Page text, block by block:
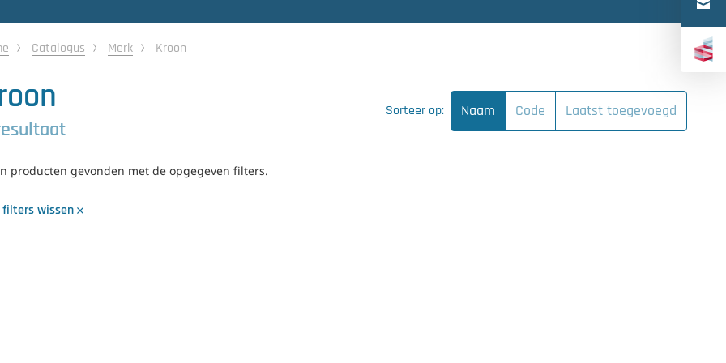
Catalogus Merk Kroon
producten gevonden met de opgegeven filters.
wissen
Sorteer op: Naam Code Laatst toegevoegd